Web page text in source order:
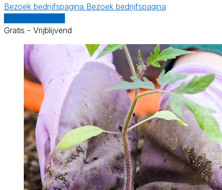
Bezoek bedrijfspagina Bezoek bedrijfspagina
Gratis - Vrijblijvend